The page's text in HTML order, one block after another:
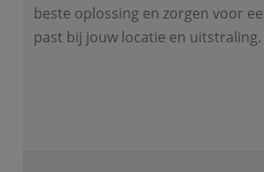
beste oplossing en zorgen voor
past bij jouw locatie en uitstraling.